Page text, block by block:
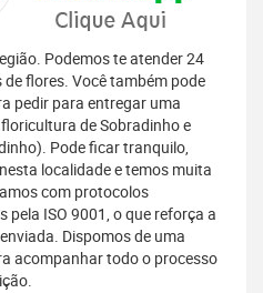
Podemos te atender 24
flores. Você também pode
pedir para entregar uma
de Sobradinho e
Pode ficar tranquilo,
localidade e temos muita
com protocolos
ISO 9001, o que reforça a
Dispomos de uma
acompanhar todo o processo